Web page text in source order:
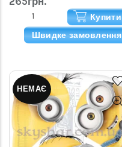
Купити
Швидке замовлення
НЕМАЄ